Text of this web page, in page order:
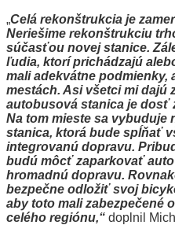
„Celá rekonštrukcia je
Neriešime rekonštrukciu
súčasťou novej stanice.
ľudia, ktorí prichádzajú
mali adekvátne podmienky,
mestách. Asi všetci mi dajú
autobusová stanica je dosť
Na tom mieste sa vybuduje
stanica, ktorá bude spĺňať
integrovanú dopravu.
budú môcť zaparkovať
hromadnú dopravu.
bezpečne odložiť svoj
aby toto mali zabezpečené
celého regiónu,“ doplnil